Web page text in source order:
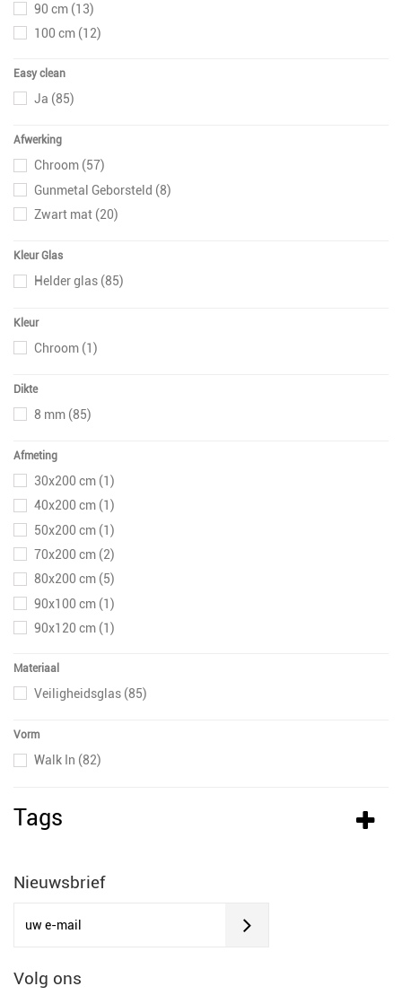
90 cm (13)
100 cm (12)
120 cm
130 cm
140 cm
Easy clean
Ja (85)
Afwerking
Chroom (57)
Gunmetal Geborsteld (8)
Zwart mat (20)
Kleur Glas
Helder glas (85)
Kleur
Chroom (1)
Dikte
8 mm (85)
Afmeting
30x200 cm (1)
40x200 cm (1)
50x200 cm (1)
70x200 cm (2)
80x200 cm (5)
90x100 cm (1)
90x120 cm (1)
90x195 cm
90x200 cm(6)
100x190 cm
110x190 cm
110x200 cm
120x190 cm
120x200 cm
Materiaal
Veiligheidsglas (85)
Vorm
Walk In (82)
Tags
Nieuwsbrief
Volg ons